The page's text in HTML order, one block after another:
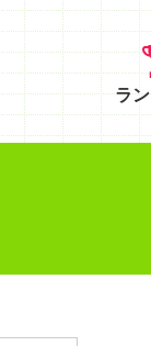
ラ